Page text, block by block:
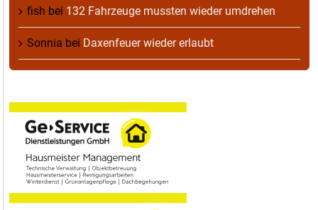
fish bei 132 Fahrzeuge mussten wieder umdrehen
Sonnia bei Daxenfeuer wieder erlaubt